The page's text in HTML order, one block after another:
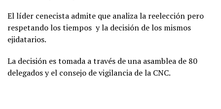
El líder cenecista admite que analiza la reelección pero
respetando los tiempos y la decisión de los mismos
ejidatarios.
La decisión es tomada a través de una asamblea de 80
delegados y el consejo de vigilancia de la CNC.